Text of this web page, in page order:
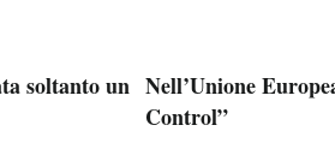
soltanto un Nell’Unione
Control”